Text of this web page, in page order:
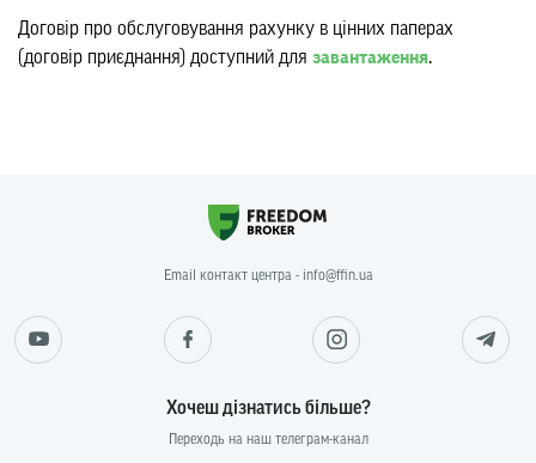
Договір про обслуговування рахунку в цінних паперах
(договір приєднання) доступний для завантаження.
Email контакт центра - info@ffin.ua
Хочеш дізнатись більше?
Переходь на наш телеграм-канал